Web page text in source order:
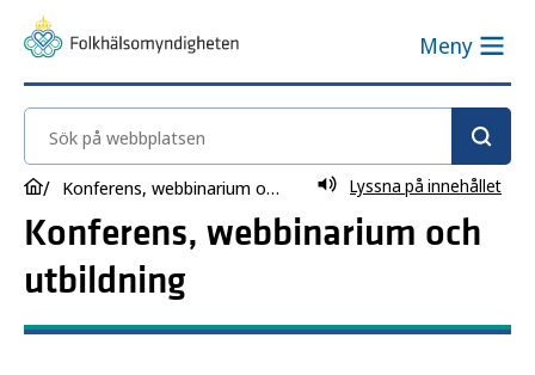
Meny
Sök på webbplatsen
Konferens, webbinarium och utbildning Lyssna på innehållet
Konferens, webbinarium och
utbildning